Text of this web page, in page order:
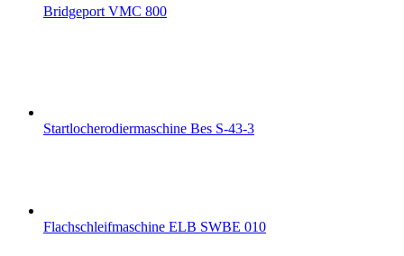
Bridgeport VMC 800
Startlocherodiermaschine Bes S-43-3
Flachschleifmaschine ELB SWBE 010